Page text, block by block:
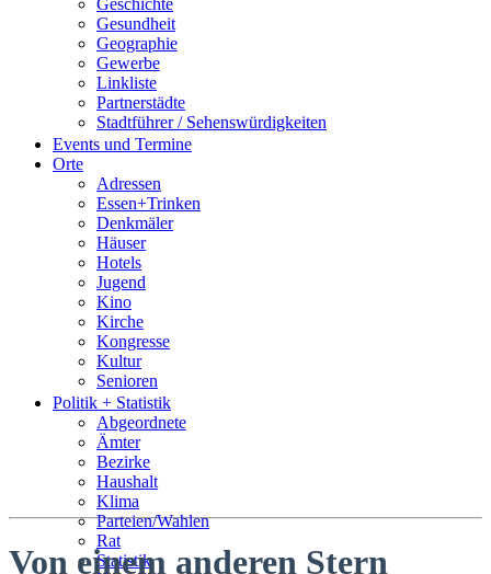
Geschichte
Gesundheit
Geographie
Gewerbe
Linkliste
Partnerstädte
Stadtführer / Sehenswürdigkeiten
Stadtplan
Sport
Who is who
Wohnen
Events und Termine
Orte
Adressen
Essen+Trinken
Denkmäler
Häuser
Hotels
Jugend
Kino
Kirche
Kongresse
Kultur
Senioren
Stadtführer
Straßen
Politik + Statistik
Abgeordnete
Ämter
Bezirke
Haushalt
Klima
Parteien/Wahlen
Rat
Statistik
Von einem anderen Stern